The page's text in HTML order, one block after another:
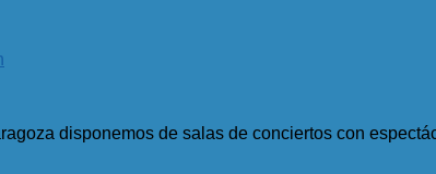
disponemos de salas de conciertos con